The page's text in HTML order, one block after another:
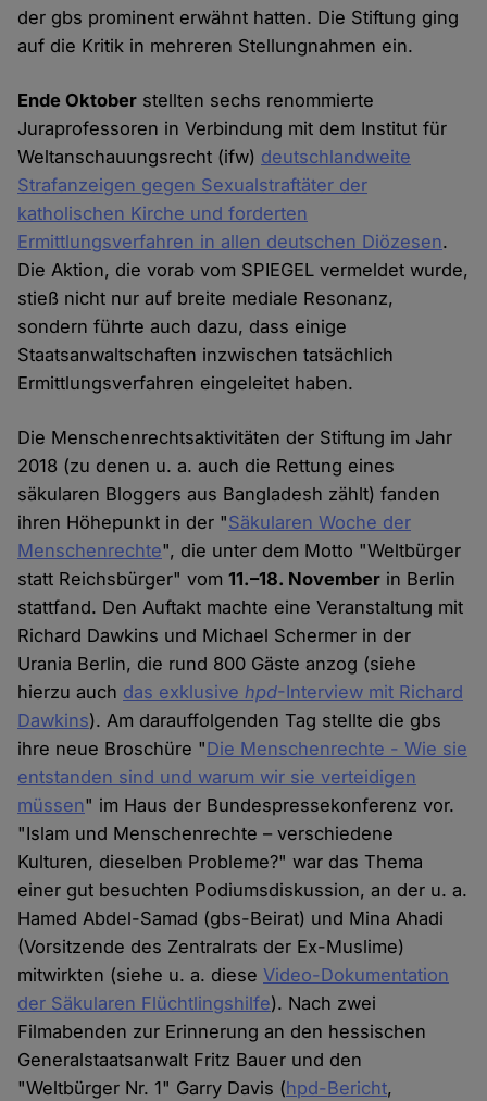
der gbs prominent erwähnt hatten. Die Stiftung ging
auf die Kritik in mehreren Stellungnahmen ein.
Ende Oktober stellten sechs renommierte
Juraprofessoren in Verbindung mit dem Institut für
Weltanschauungsrecht (ifw) deutschlandweite
Strafanzeigen gegen Sexualstraftäter der
katholischen Kirche und forderten
Ermittlungsverfahren in allen deutschen Diözesen.
Die Aktion, die vorab vom SPIEGEL vermeldet wurde,
stieß nicht nur auf breite mediale Resonanz,
sondern führte auch dazu, dass einige
Staatsanwaltschaften inzwischen tatsächlich
Ermittlungsverfahren eingeleitet haben.
Die Menschenrechtsaktivitäten der Stiftung im Jahr
2018 (zu denen u. a. auch die Rettung eines
säkularen Bloggers aus Bangladesh zählt) fanden
ihren Höhepunkt in der "Säkularen Woche der
Menschenrechte", die unter dem Motto "Weltbürger
statt Reichsbürger" vom11.–18. November in Berlin
stattfand. Den Auftakt machte eine Veranstaltung mit
Richard Dawkins und Michael Schermer in der
Urania Berlin, die rund 800 Gäste anzog (siehe
hierzu auch das exklusivehpd-Interview mit Richard
Dawkins). Am darauffolgenden Tag stellte die gbs
ihre neue Broschüre "Die Menschenrechte - Wie sie
entstanden sind und warum wir sie verteidigen
müssen" im Haus der Bundespressekonferenz vor.
"Islam und Menschenrechte – verschiedene
Kulturen, dieselben Probleme?" war das Thema
einer gut besuchten Podiumsdiskussion, an der u. a.
Hamed Abdel-Samad (gbs-Beirat) und Mina Ahadi
(Vorsitzende des Zentralrats der Ex-Muslime)
mitwirkten (siehe u. a. dieseVideo-Dokumentation
der Säkularen Flüchtlingshilfe). Nach zwei
Filmabenden zur Erinnerung an den hessischen
Generalstaatsanwalt Fritz Bauer und den
"Weltbürger Nr. 1" Garry Davis (hpd-Bericht,